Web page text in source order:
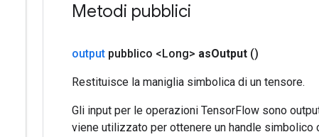
Metodi pubblici
output pubblico <Long> asOutput ()
Restituisce la maniglia simbolica di un tensore.
Gli input per le operazioni TensorFlow sono
viene utilizzato per ottenere un handle simbolico